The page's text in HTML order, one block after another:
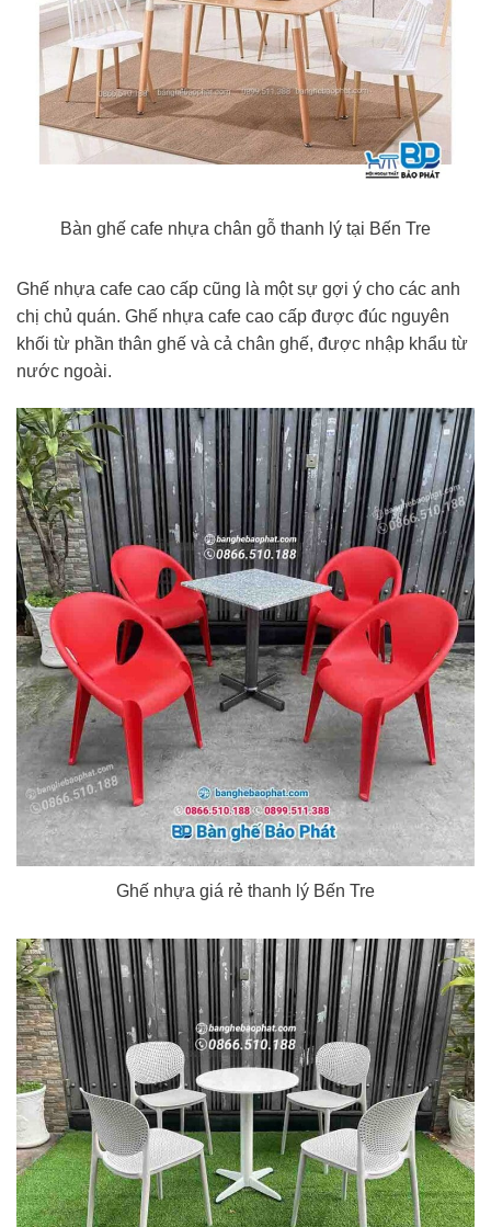
Bàn ghế cafe nhựa chân gỗ thanh lý tại Bến Tre
Ghế nhựa cafe cao cấp cũng là một sự gợi ý cho các anh
chị chủ quán. Ghế nhựa cafe cao cấp được đúc nguyên
khối từ phần thân ghế và cả chân ghế, được nhập khẩu từ
nước ngoài.
Ghế nhựa giá rẻ thanh lý Bến Tre